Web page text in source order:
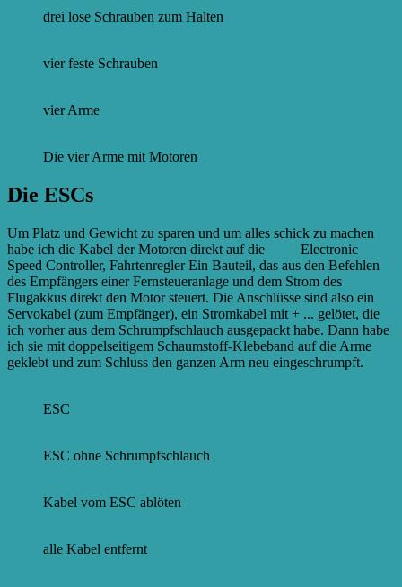
drei lose Schrauben zum Halten
vier feste Schrauben
vier Arme
Die vier Arme mit Motoren
Die ESCs
Um Platz und Gewicht zu sparen und um alles schick zu machen
habe ich die Kabel der Motoren direkt auf die
Electronic
Speed Controller, Fahrtenregler Ein Bauteil, das aus den Befehlen
des Empfängers einer Fernsteueranlage und dem Strom des
Flugakkus direkt den Motor steuert. Die Anschlüsse sind also ein
Servokabel (zum Empfänger), ein Stromkabel mit + ... gelötet, die
ich vorher aus dem Schrumpfschlauch ausgepackt habe. Dann habe
ich sie mit doppelseitigem Schaumstoff-Klebeband auf die Arme
geklebt und zum Schluss den ganzen Arm neu eingeschrumpft.
ESC
ESC ohne Schrumpfschlauch
Kabel vom ESC ablöten
alle Kabel entfernt